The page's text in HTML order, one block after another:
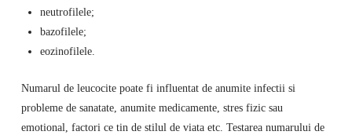
neutrofilele;
bazofilele;
eozinofilele.
Numarul de leucocite poate fi influentat de anumite infectii si
probleme de sanatate, anumite medicamente, stres fizic sau
emotional, factori ce tin de stilul de viata etc. Testarea numarului de